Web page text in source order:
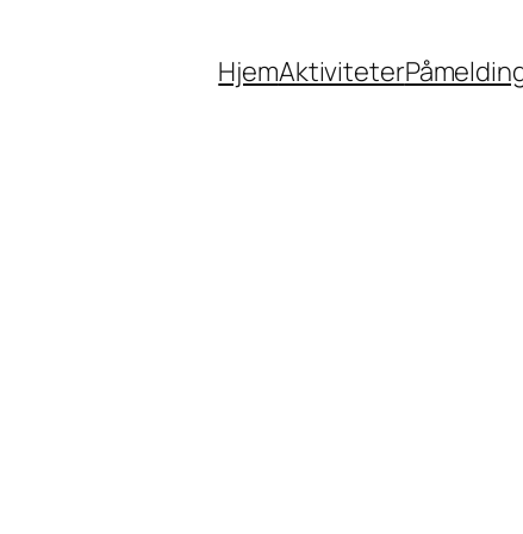
HjemAktiviteter